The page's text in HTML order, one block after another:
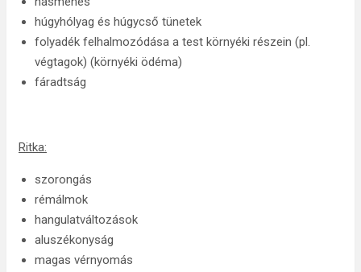
húgyhólyag és húgycső tünetek
folyadék felhalmozódása a test környéki részein (pl.
végtagok) (környéki ödéma)
fáradtság
Ritka:
szorongás
rémálmok
hangulatváltozások
aluszékonyság
magas vérnyomás